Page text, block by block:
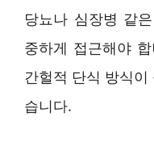
당뇨나 심장병 같
중하게 접근해야
간헐적 단식 방식
습니다.